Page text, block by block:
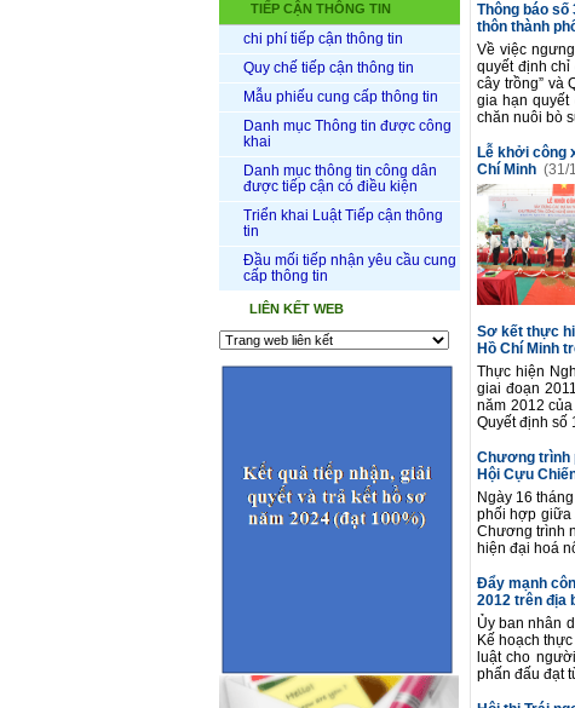
TIẾP CẬN THÔNG TIN
chi phí tiếp cận thông tin
Quy chế tiếp cận thông tin
Mẫu phiếu cung cấp thông tin
Danh mục Thông tin được công
khai
Danh mục thông tin công dân
được tiếp cận có điều kiện
Triển khai Luật Tiếp cận thông
tin
Đầu mối tiếp nhận yêu cầu cung
cấp thông tin
LIÊN KẾT WEB
Thông báo số
thôn thành
Về việc
quyết định chỉ
cây trồng” và
gia hạn quyết
chăn nuôi bò
Lễ khởi công
Chí Minh (31/
Sơ kết thực
Hồ Chí Minh
Thực hiện
giai đoạn
năm 2012
Quyết định số
Chương trình
Hội Cựu
Ngày 16
phối hợp giữa
Chương trình
hiện đại hoá
Đẩy mạnh
2012 trên địa
Ủy ban nhân
Kế hoạch
luật cho
phấn đấu đạt